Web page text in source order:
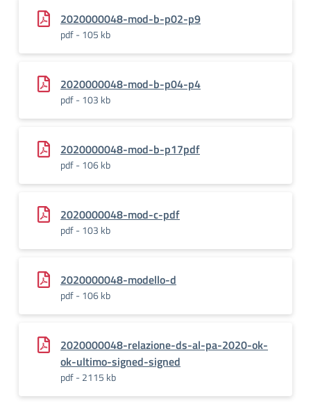
2020000048-mod-b-p02-p9
pdf - 105 kb
2020000048-mod-b-p04-p4
pdf - 103 kb
2020000048-mod-b-p17pdf
pdf - 106 kb
2020000048-mod-c-pdf
pdf - 103 kb
2020000048-modello-d
pdf - 106 kb
2020000048-relazione-ds-al-pa-2020-ok-
ok-ultimo-signed-signed
pdf - 2115 kb